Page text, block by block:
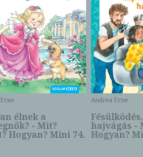
élnek a
- Mit?
Hogyan? Mini 74.
Andrea Erne
hajvágás -
Hogyan?